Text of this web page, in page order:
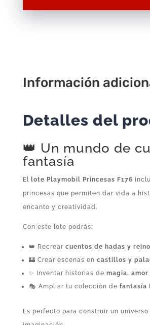
Información
Detalles del
👑 Un mundo de
fantasía
El lote Playmobil Princesas F176
princesas que permiten dar vida a
encanto y creatividad.
Con este lote podrás:
👑 Recrear cuentos de hadas y
🏰 Crear escenas en castillos y
✨ Inventar historias de magia,
🎭 Ampliar tu colección de fantasía
Es perfecto para construir un